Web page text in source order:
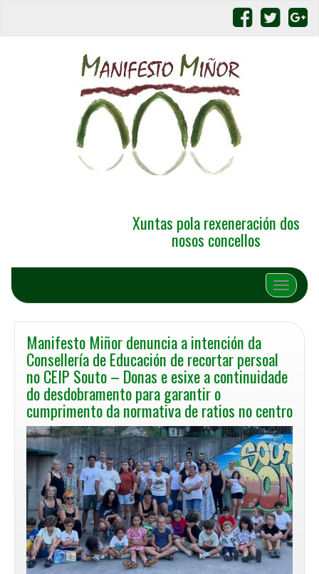
Xuntas pola rexeneración dos
nosos concellos
Alternar
Manifesto Miñor denuncia a intención da
Consellería de Educación de recortar persoal
no CEIP Souto – Donas e esixe a continuidade
do desdobramento para garantir o
cumprimento da normativa de ratios no centro